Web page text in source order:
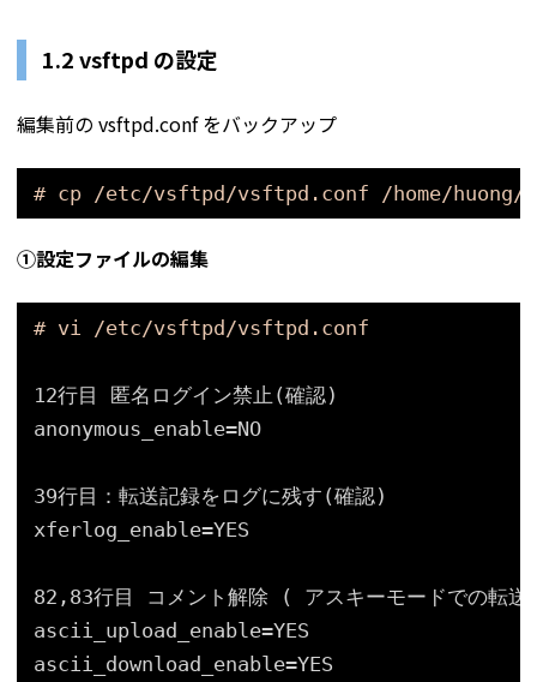
1.2 vsftpd の設定
編集前の vsftpd.conf をバックアップ
# cp /etc/vsftpd/vsftpd.conf /home/huong/
①設定ファイルの編集
# vi /etc/vsftpd/vsftpd.conf
12行目 匿名ログイン禁止(確認)
anonymous_enable=NO
39行目：転送記録をログに残す(確認)
xferlog_enable=YES
82,83行目 コメント解除 ( アスキーモードでの転
ascii_upload_enable=YES
ascii_download_enable=YES